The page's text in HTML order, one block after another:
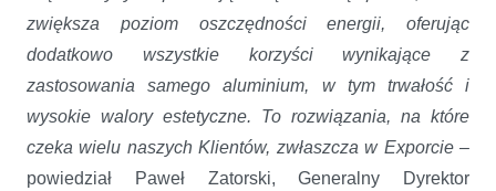
zwiększa poziom oszczędności energii, oferując
dodatkowo wszystkie korzyści wynikające z
zastosowania samego aluminium, w tym trwałość i
wysokie walory estetyczne. To rozwiązania, na które
czeka wielu naszych Klientów, zwłaszcza w Exporcie –
powiedział Paweł Zatorski, Generalny Dyrektor